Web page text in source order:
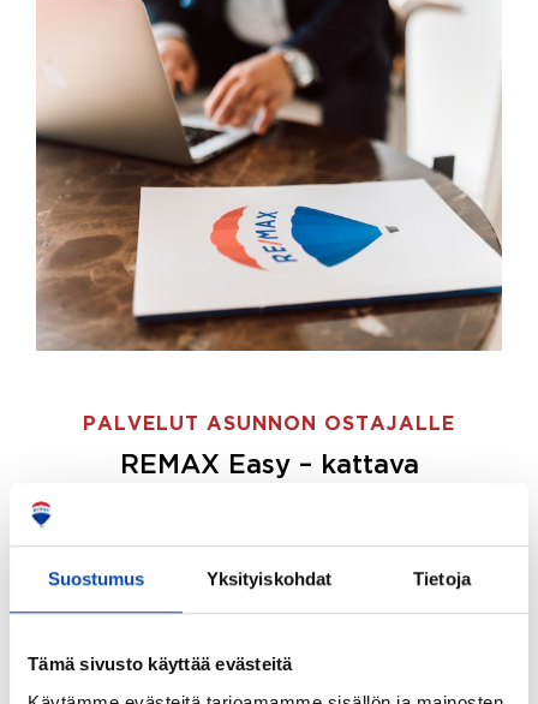
Suostumus Yksityiskohdat Tietoja
Tämä sivusto käyttää evästeitä
PALVELUT ASUNNON OSTAJALLE
REMAX Easy – kattava
ostajille.
Tee ostotoimeksianto ja etsimme juuri